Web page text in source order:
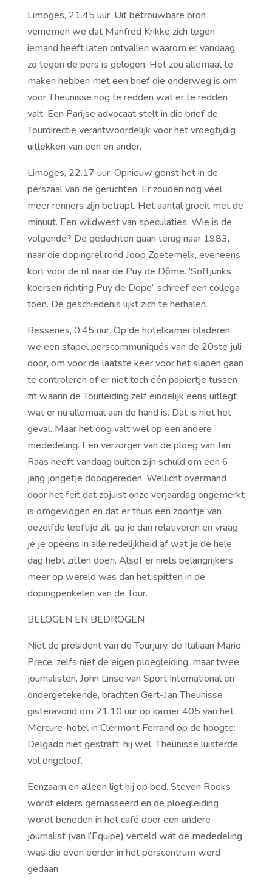
Limoges, 21.45 uur. Uit betrouwbare bron
vernemen we dat Manfred Krikke zich tegen
iemand heeft laten ontvallen waarom er vandaag
zo tegen de pers is gelogen. Het zou allemaal te
maken hebben met een brief die onderweg is om
voor Theunisse nog te redden wat er te redden
valt. Een Parijse advocaat stelt in die brief de
Tourdirectie verantwoordelijk voor het vroegtijdig
uitlekken van een en ander.
Limoges, 22.17 uur. Opnieuw gonst het in de
perszaal van de geruchten. Er zouden nog veel
meer renners zijn betrapt. Het aantal groeit met de
minuut. Een wildwest van speculaties. Wie is de
volgende? De gedachten gaan terug naar 1983,
naar die dopingrel rond Joop Zoetemelk, eveneens
kort voor de rit naar de Puy de Dôme. ‘Softjunks
koersen richting Puy de Dope’, schreef een collega
toen. De geschiedenis lijkt zich te herhalen.
Bessenes, 0.45 uur. Op de hotelkamer bladeren
we een stapel perscommuniqués van de 20ste juli
door, om voor de laatste keer voor het slapen gaan
te controleren of er niet toch één papiertje tussen
zit waarin de Tourleiding zelf eindelijk eens uitlegt
wat er nu allemaal aan de hand is. Dat is niet het
geval. Maar het oog valt wel op een andere
mededeling. Een verzorger van de ploeg van Jan
Raas heeft vandaag buiten zijn schuld om een 6-
jarig jongetje doodgereden. Wellicht overmand
door het feit dat zojuist onze verjaardag ongemerkt
is omgevlogen en dat er thuis een zoontje van
dezelfde leeftijd zit, ga je dan relativeren en vraag
je je opeens in alle redelijkheid af wat je de hele
dag hebt zitten doen. Alsof er niets belangrijkers
meer op wereld was dan het spitten in de
dopingperikelen van de Tour.
BELOGEN EN BEDROGEN
Niet de president van de Tourjury, de Italiaan Mario
Prece, zelfs niet de eigen ploegleiding, maar twee
journalisten, John Linse van Sport International en
ondergetekende, brachten Gert-Jan Theunisse
gisteravond om 21.10 uur op kamer 405 van het
Mercure-hotel in Clermont Ferrand op de hoogte:
Delgado niet gestraft, hij wel. Theunisse luisterde
vol ongeloof.
Eenzaam en alleen ligt hij op bed. Steven Rooks
wordt elders gemasseerd en de ploegleiding
wordt beneden in het café door een andere
journalist (van l’Equipe) verteld wat de mededeling
was die even eerder in het perscentrum werd
gedaan.